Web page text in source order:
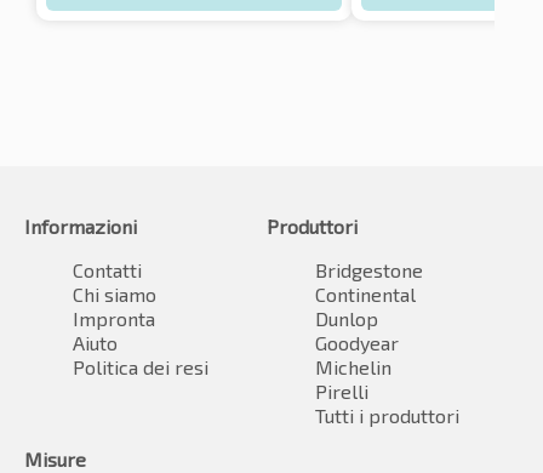
Informazioni
Contatti
Chi siamo
Impronta
Aiuto
Politica dei resi
Produttori
Bridgestone
Continental
Dunlop
Goodyear
Michelin
Pirelli
Tutti i produttori
Misure